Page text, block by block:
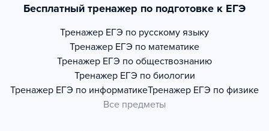
Бесплатный тренажер по подготовке к ЕГЭ
Тренажер ЕГЭ по русскому языку
Тренажер ЕГЭ по математике
Тренажер ЕГЭ по обществознанию
Тренажер ЕГЭ по биологии
Тренажер ЕГЭ по информатикеТренажер ЕГЭ по физике
Все предметы